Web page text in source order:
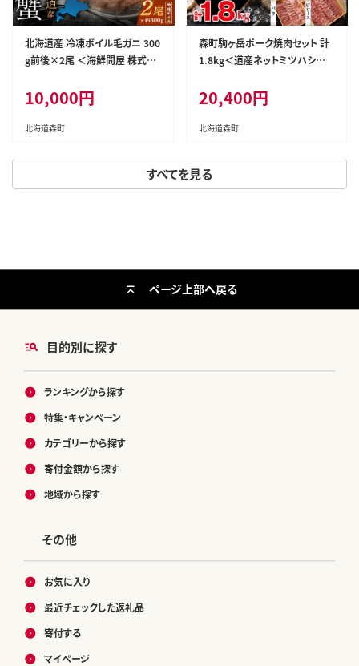
すべてを見る
北海道産 冷凍ボイル毛ガニ 300
g前後×2尾 ＜海鮮問屋 株式会
に 森町 ふるさと納税 北海道 毛
蟹 毛かに 毛ガニ 毛カニ mr1-1
466
10,000円
北海道森町
森町駒ヶ岳ポーク焼肉セット 計
1.8kg＜道産ネットミツハシ＞
ト ふるさと納税 北海道 mr1-00
20,400円
北海道森町
目的別に探す
ランキングから探す
特集・キャンペーン
カテゴリーから探す
寄付金額から探す
地域から探す
その他
お気に入り
最近チェックした返礼品
寄付する
マイページ
ページ上部へ戻る